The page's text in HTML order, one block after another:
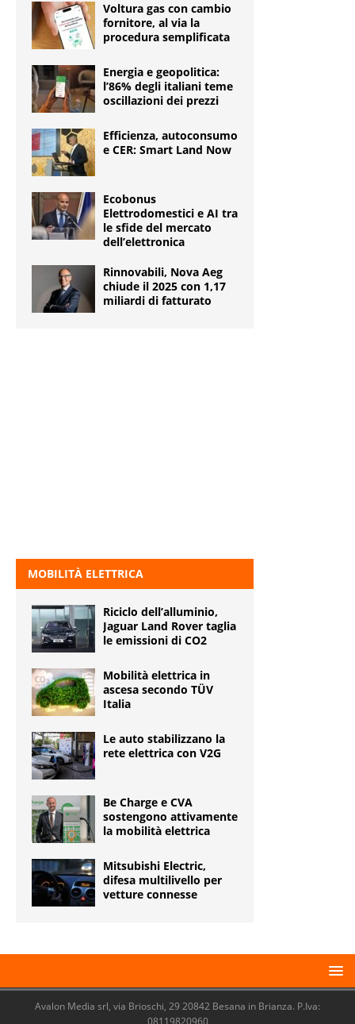
Voltura gas con cambio
fornitore, al via la
procedura semplificata
Energia e geopolitica:
l’86% degli italiani teme
oscillazioni dei prezzi
Efficienza, autoconsumo
e CER: Smart Land Now
Ecobonus
Elettrodomestici e AI tra
le sfide del mercato
dell’elettronica
Rinnovabili, Nova Aeg
chiude il 2025 con 1,17
miliardi di fatturato
MOBILITÀ ELETTRICA
Riciclo dell’alluminio,
Jaguar Land Rover taglia
le emissioni di CO2
Mobilità elettrica in
ascesa secondo TÜV
Italia
Le auto stabilizzano la
rete elettrica con V2G
Be Charge e CVA
sostengono attivamente
la mobilità elettrica
Mitsubishi Electric,
difesa multilivello per
vetture connesse
Avalon Media srl, via Brioschi, 29 20842 Besana in Brianza. P.Iva:
08119820960